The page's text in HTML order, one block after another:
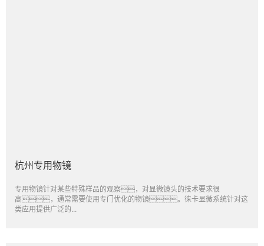
杭州专用物镜
专用物镜针对某些特殊样品的观察，对显微镜头的技术要求很
高，通常需要使用专门优化的物镜。徕卡显微系统针对这
类应用提供广泛的...